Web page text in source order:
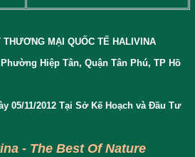
THƯƠNG MẠI QUỐC TẾ HALIVINA
Hiệp Tân, Quận Tân Phú, TP Hồ
05/11/2012 Tại Sở Kế Hoạch và Đầu Tư